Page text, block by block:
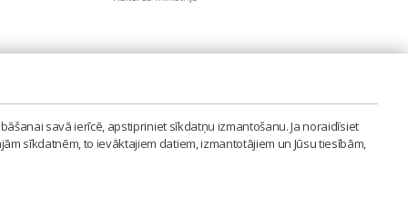
savā ierīcē, apstipriniet sīkdatņu izmantošanu. Ja noraidīsiet
sīkdatnēm, to ievāktajiem datiem, izmantotājiem un Jūsu tiesībām,